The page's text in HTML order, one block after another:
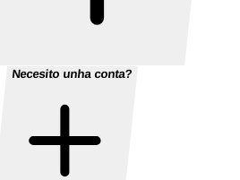
Necesito unha conta?